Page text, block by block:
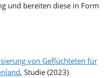
und bereiten diese in Form
von Geflüchteten für
, Studie (2023)